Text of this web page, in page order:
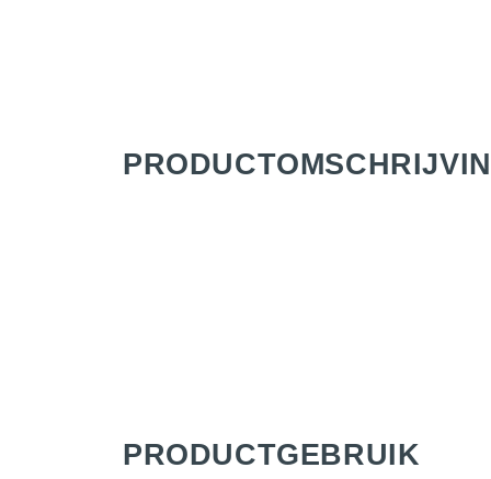
PRODUCTGEBRUIK